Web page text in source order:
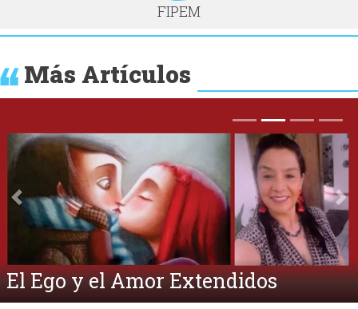
FIPEM
Más Artículos
El Ego y el Amor Extendidos
Anterior